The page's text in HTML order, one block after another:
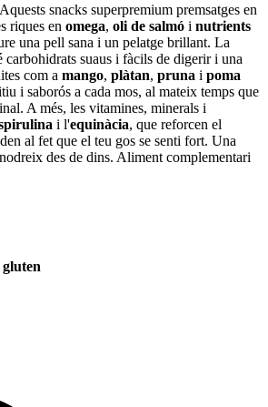
snacks superpremium premsatges en
riques en omega, oli de salmó i nutrients
una pell sana i un pelatge brillant. La
carbohidrats suaus i fàcils de digerir i una
com a mango, plàtan, pruna i poma
i saborós a cada mos, al mateix temps que
A més, les vitamines, minerals i
i l'equinàcia, que reforcen el
al fet que el teu gos se senti fort. Una
des de dins. Aliment complementari
gluten